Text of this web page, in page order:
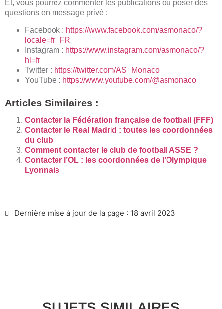
Et, vous pourrez commenter les publications ou poser des
questions en message privé :
Facebook : https://www.facebook.com/asmonaco/?
locale=fr_FR
Instagram : https://www.instagram.com/asmonaco/?
hl=fr
Twitter : https://twitter.com/AS_Monaco
YouTube : https://www.youtube.com/@asmonaco
Articles Similaires :
Contacter la Fédération française de football (FFF)
Contacter le Real Madrid : toutes les coordonnées
du club
Comment contacter le club de football ASSE ?
Contacter l’OL : les coordonnées de l’Olympique
Lyonnais
Dernière mise à jour de la page : 18 avril 2023